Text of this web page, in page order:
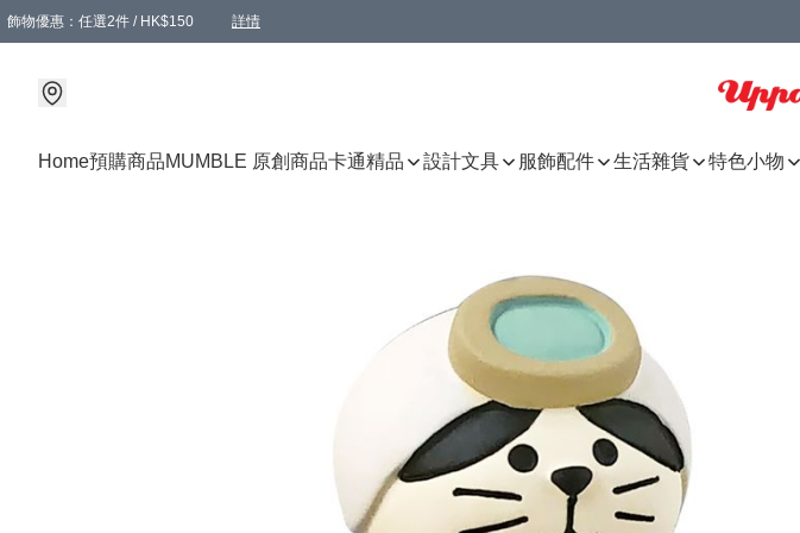
飾物優惠：任選2件 / HK$150 詳情
Home預購商品MUMBLE 原創商品卡通精品 設計文具 服飾配件 生活雜貨 特色小物